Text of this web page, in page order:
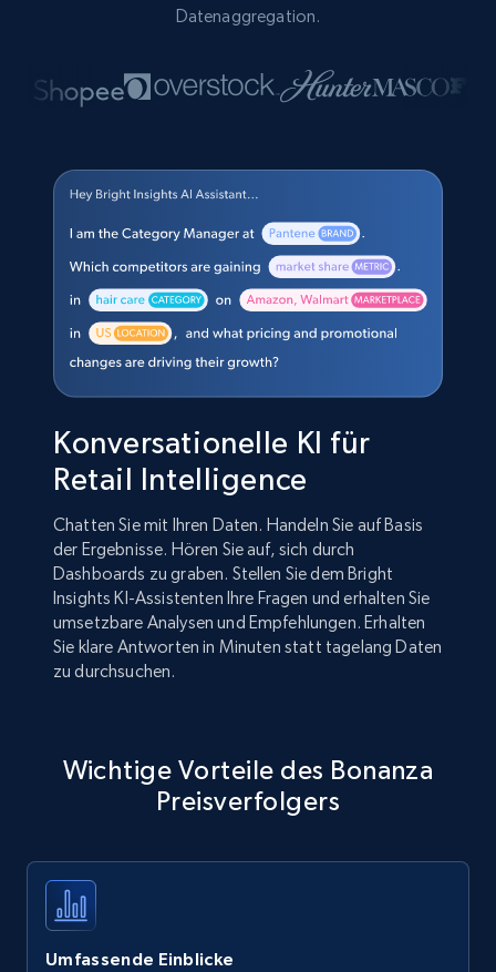
Datenaggregation.
Konversationelle KI für
Retail Intelligence
Chatten Sie mit Ihren Daten. Handeln Sie auf Basis
der Ergebnisse. Hören Sie auf, sich durch
Dashboards zu graben. Stellen Sie dem Bright
Insights KI-Assistenten Ihre Fragen und erhalten Sie
umsetzbare Analysen und Empfehlungen. Erhalten
Sie klare Antworten in Minuten statt tagelang Daten
zu durchsuchen.
Wichtige Vorteile des Bonanza
Preisverfolgers
Umfassende Einblicke